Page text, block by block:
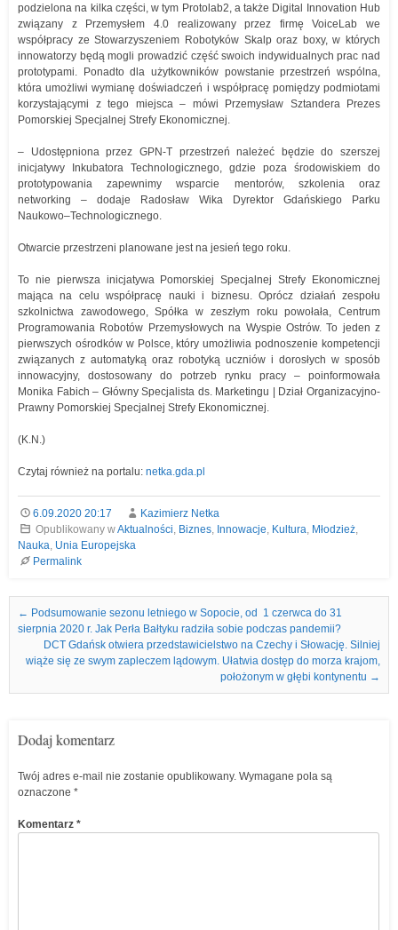
podzielona na kilka części, w tym Protolab2, a także Digital Innovation Hub
związany z Przemysłem 4.0 realizowany przez firmę VoiceLab we
współpracy ze Stowarzyszeniem Robotyków Skalp oraz boxy, w których
innowatorzy będą mogli prowadzić część swoich indywidualnych prac nad
prototypami. Ponadto dla użytkowników powstanie przestrzeń wspólna,
która umożliwi wymianę doświadczeń i współpracę pomiędzy podmiotami
korzystającymi z tego miejsca – mówi Przemysław Sztandera Prezes
Pomorskiej Specjalnej Strefy Ekonomicznej.
– Udostępniona przez GPN-T przestrzeń należeć będzie do szerszej
inicjatywy Inkubatora Technologicznego, gdzie poza środowiskiem do
prototypowania zapewnimy wsparcie mentorów, szkolenia oraz
networking – dodaje Radosław Wika Dyrektor Gdańskiego Parku
Naukowo–Technologicznego.
Otwarcie przestrzeni planowane jest na jesień tego roku.
To nie pierwsza inicjatywa Pomorskiej Specjalnej Strefy Ekonomicznej
mająca na celu współpracę nauki i biznesu. Oprócz działań zespołu
szkolnictwa zawodowego, Spółka w zeszłym roku powołała, Centrum
Programowania Robotów Przemysłowych na Wyspie Ostrów. To jeden z
pierwszych ośrodków w Polsce, który umożliwia podnoszenie kompetencji
związanych z automatyką oraz robotyką uczniów i dorosłych w sposób
innowacyjny, dostosowany do potrzeb rynku pracy – poinformowała
Monika Fabich – Główny Specjalista ds. Marketingu | Dział Organizacyjno-
Prawny Pomorskiej Specjalnej Strefy Ekonomicznej.
(K.N.)
Czytaj również na portalu: netka.gda.pl
6.09.2020 20:17
Kazimierz Netka
Opublikowany wAktualności, Biznes, Innowacje, Kultura, Młodzież,
Nauka, Unia Europejska
Permalink
Nawigacja we wpisach
← Podsumowanie sezonu letniego w Sopocie, od 1 czerwca do 31
sierpnia 2020 r. Jak Perła Bałtyku radziła sobie podczas pandemii?
DCT Gdańsk otwiera przedstawicielstwo na Czechy i Słowację. Silniej
wiąże się ze swym zapleczem lądowym. Ułatwia dostęp do morza krajom,
położonym w głębi kontynentu →
Dodaj komentarz
Twój adres e-mail nie zostanie opublikowany. Wymagane pola są
oznaczone *
Komentarz *